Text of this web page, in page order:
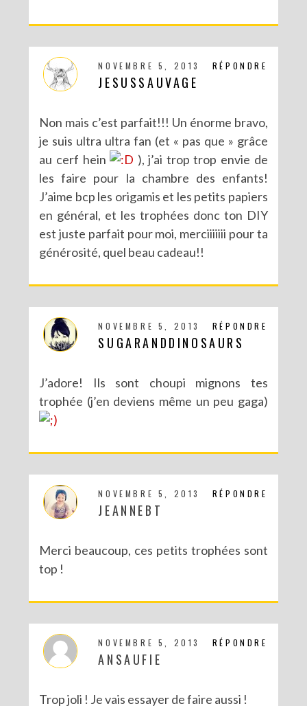
RÉPONDRE
NOVEMBRE 5, 2013
JESUSSAUVAGE
Non mais c’est parfait!!! Un énorme bravo,
je suis ultra ultra fan (et « pas que » grâce
au cerf hein
), j’ai trop trop envie de
les faire pour la chambre des enfants!
J’aime bcp les origamis et les petits papiers
en général, et les trophées donc ton DIY
est juste parfait pour moi, merciiiiiii pour ta
générosité, quel beau cadeau!!
RÉPONDRE
NOVEMBRE 5, 2013
SUGARANDDINOSAURS
J’adore! Ils sont choupi mignons tes
trophée (j’en deviens même un peu gaga)
RÉPONDRE
NOVEMBRE 5, 2013
JEANNEBT
Merci beaucoup, ces petits trophées sont
top !
RÉPONDRE
NOVEMBRE 5, 2013
ANSAUFIE
Trop joli ! Je vais essayer de faire aussi !